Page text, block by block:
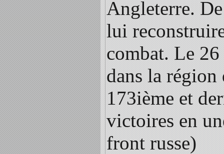
Angleterre.
lui
combat. Le
dans la
173ième et
victoires en
front russe)